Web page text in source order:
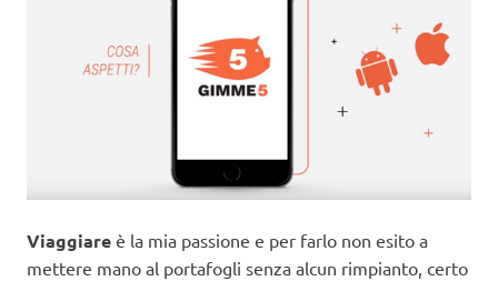
Viaggiare è la mia passione e per farlo non esito a
mettere mano al portafogli senza alcun rimpianto, certo